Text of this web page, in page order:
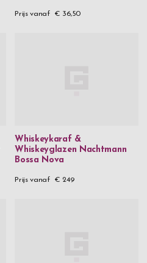
Prijs vanaf € 36,50
Whiskeykaraf &
Whiskeyglazen Nachtmann
Bossa Nova
Prijs vanaf € 249